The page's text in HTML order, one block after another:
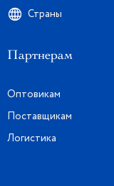
Страны
Партнерам
Оптовикам
Поставщикам
Логистика